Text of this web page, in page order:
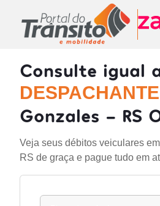
Consulte igual
DESPACHANTE
Gonzales - RS
Veja seus débitos veiculares
RS de graça e pague tudo em